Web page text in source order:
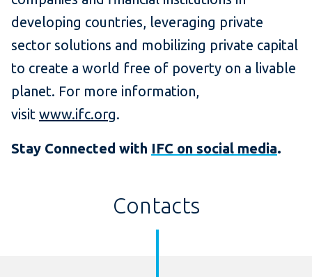
developing countries, leveraging private
sector solutions and mobilizing private capital
to create a world free of poverty on a livable
planet. For more information,
visit www.ifc.org.
Stay Connected with IFC on social media.
Contacts